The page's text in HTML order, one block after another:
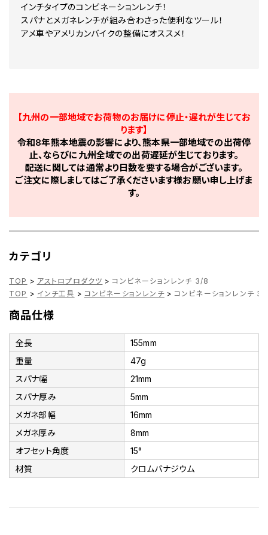
インチタイプのコンビネーションレンチ！
スパナとメガネレンチが組み合わさった便利なツール！
アメ車やアメリカンバイクの整備にオススメ！
【九州の一部地域でお荷物のお届けに停止・遅れが生じてお
ります】
令和8年熊本地震の影響により、熊本県一部地域での出荷停
止、ならびに九州全域での出荷遅延が生じております。
配送に関しては通常より日数を要する場合がございます。
ご注文に際しましてはご了承くださいます様お願い申し上げま
す。
カテゴリ
TOP > アストロプロダクツ > コンビネーションレンチ 3/8
TOP > インチ工具 > コンビネーションレンチ > コンビネーションレンチ 3/
商品仕様
全長
155mm
重量
47g
スパナ幅
21mm
スパナ厚み
5mm
メガネ部幅
16mm
メガネ厚み
8mm
オフセット角度
15°
材質
クロムバナジウム